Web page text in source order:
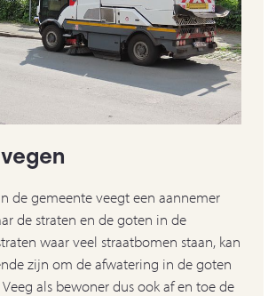
de gemeente veegt een aannemer
de straten en de goten in de
waar veel straatbomen staan, kan
zijn om de afwatering in de goten
als bewoner dus ook af en toe de